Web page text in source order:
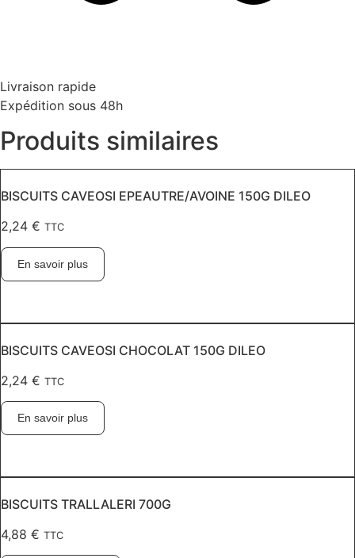
Livraison rapide
Expédition sous 48h
Produits similaires
BISCUITS CAVEOSI EPEAUTRE/AVOINE 150G DILEO
2,24 € TTC
En savoir plus
BISCUITS CAVEOSI CHOCOLAT 150G DILEO
2,24 € TTC
En savoir plus
BISCUITS TRALLALERI 700G
4,88 € TTC